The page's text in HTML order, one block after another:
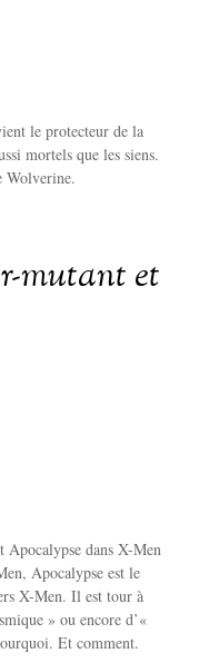
le protecteur de la
mortels que les siens.
Wolverine.
mutant et
Apocalypse dans X-Men
Apocalypse est le
X-Men. Il est tour à
» ou encore d’«
Et comment.